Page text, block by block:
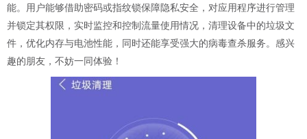
能。用户能够借助密码或指纹锁保障隐私安全，对应用程序进行管理
并锁定其权限，实时监控和控制流量使用情况，清理设备中的垃圾文
件，优化内存与电池性能，同时还能享受强大的病毒查杀服务。感兴
趣的朋友，不妨一同体验！